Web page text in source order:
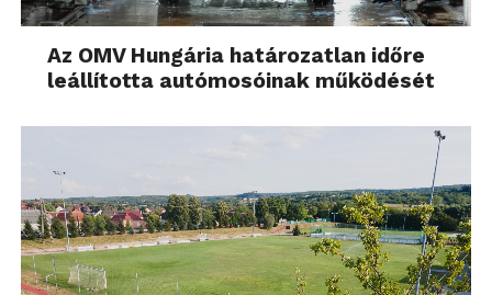
Az OMV Hungária határozatlan időre
leállította autómosóinak működését